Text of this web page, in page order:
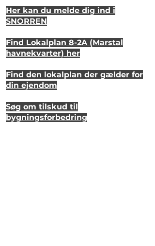
Her kan du melde dig ind i
SNORREN
Find Lokalplan 8-2A (Marstal
havnekvarter) her
Find den lokalplan der gælder for
din ejendom
Søg om tilskud til
bygningsforbedring